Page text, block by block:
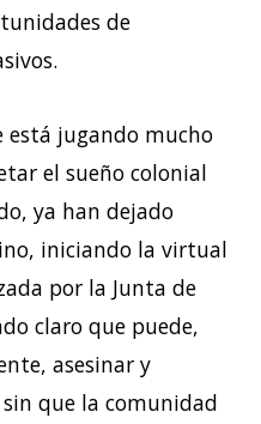
de
está jugando mucho
el sueño colonial
ya han dejado
iniciando la virtual
por la Junta de
claro que puede,
asesinar y
que la comunidad